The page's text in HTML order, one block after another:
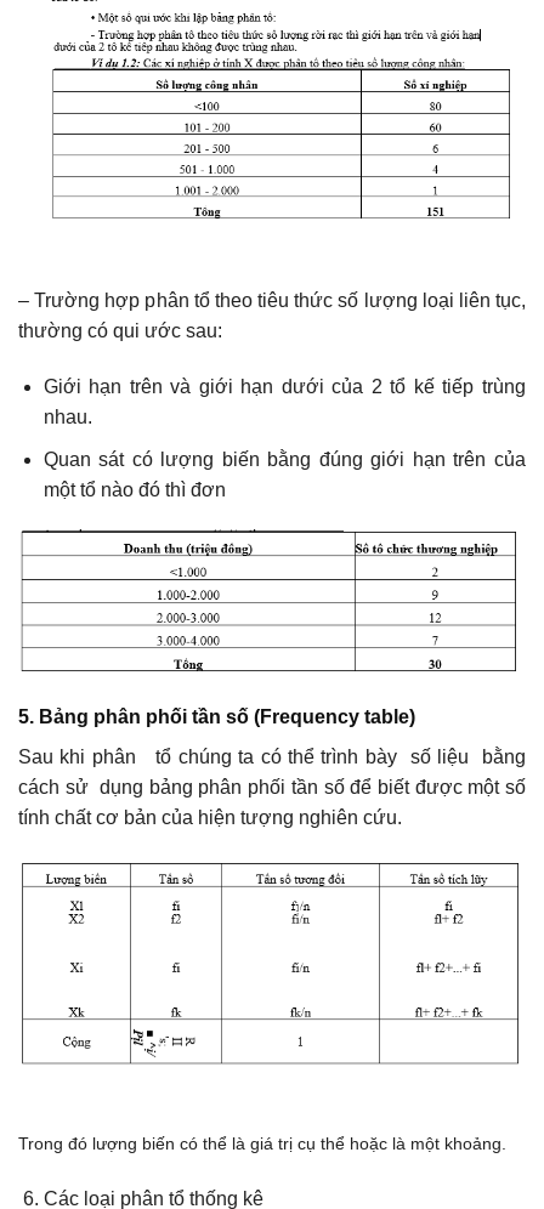
– Trường hợp phân tổ theo tiêu thức số lượng loại liên tục,
thường có qui ước sau:
Giới hạn trên và giới hạn dưới của 2 tổ kế tiếp trùng
nhau.
Quan sát có lượng biến bằng đúng giới hạn trên của
một tổ nào đó thì đơn
5. Bảng phân phối tần số (Frequency table)
Sau khi phân tổ chúng ta có thể trình bày số liệu bằng
cách sử dụng bảng phân phối tần số để biết được một số
tính chất cơ bản của hiện tượng nghiên cứu.
Trong đó lượng biến có thể là giá trị cụ thể hoặc là một khoảng.
Các loại phân tổ thống kê